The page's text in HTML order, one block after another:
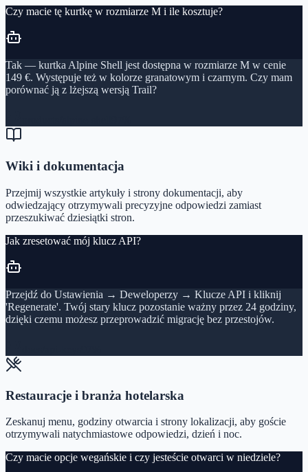
Czy macie tę kurtkę w rozmiarze M i ile kosztuje?
Tak — kurtka Alpine Shell jest dostępna w rozmiarze M w cenie
149 €. Występuje też w kolorze granatowym i czarnym. Czy mam
porównać ją z lżejszą wersją Trail?
Wiki i dokumentacja
Przejmij wszystkie artykuły i strony dokumentacji, aby
odwiedzający otrzymywali precyzyjne odpowiedzi zamiast
przeszukiwać dziesiątki stron.
Jak zresetować mój klucz API?
Przejdź do Ustawienia → Deweloperzy → Klucze API i kliknij
'Regenerate'. Twój stary klucz pozostanie ważny przez 24 godziny,
dzięki czemu możesz przeprowadzić migrację bez przestojów.
Restauracje i branża hotelarska
Zeskanuj menu, godziny otwarcia i strony lokalizacji, aby goście
otrzymywali natychmiastowe odpowiedzi, dzień i noc.
Czy macie opcje wegańskie i czy jesteście otwarci w niedziele?